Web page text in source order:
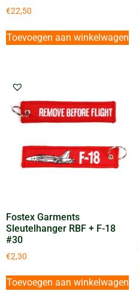
€22,50
Toevoegen aan winkelwagen
Fostex Garments
Sleutelhanger RBF + F-18
#30
€2,30
Toevoegen aan winkelwagen